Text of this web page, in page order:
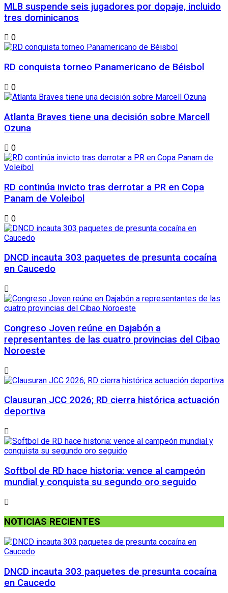
MLB suspende seis jugadores por dopaje, incluido
tres dominicanos
0
RD conquista torneo Panamericano de Béisbol
0
Atlanta Braves tiene una decisión sobre Marcell
Ozuna
0
RD continúa invicto tras derrotar a PR en Copa
Panam de Voleibol
0
DNCD incauta 303 paquetes de presunta cocaína
en Caucedo
Congreso Joven reúne en Dajabón a
representantes de las cuatro provincias del Cibao
Noroeste
Clausuran JCC 2026; RD cierra histórica actuación
deportiva
Softbol de RD hace historia: vence al campeón
mundial y conquista su segundo oro seguido
NOTICIAS RECIENTES
DNCD incauta 303 paquetes de presunta cocaína
en Caucedo